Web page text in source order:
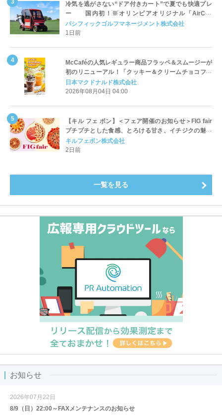
冷気を逃がさない“ドア付きカート”で夏でも快適プレ
ー 国内初！※オリンピアオリジナル「AirCon
Cart（エアコンカート）」導入 | ＰＧＭ
パシフィックゴルフマネージメント株式会社
1日前
McCaféの人気レギュラー商品フラッペ＆スムージーが
初のリニューアル！「クッキー＆クリームチョコフラ
ッペ」「マンゴースムージー」8月5日（水）から販売
開始
日本マクドナルド株式会社
2026年08月04日 04:00
【キル フェ ボン】＜フェア開催のお知らせ＞FIG fair
プチプチとした食感、とろける甘さ、イチジクの魅力
をたっぷりと。新作を含め、イチジク尽くしの全4種が
登場8月20日（木）スタート
キルフェボン株式会社
2日前
一覧を見る
お知らせ
2026年07月22日
8/9（日）22:00～FAXメンテナンスのお知らせ